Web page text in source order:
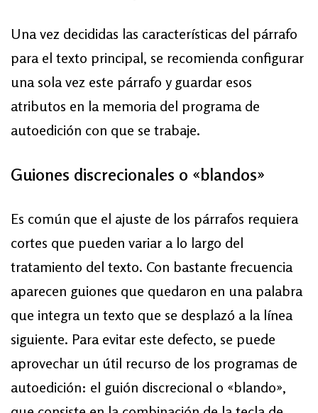
Una vez decididas las características del párrafo
para el texto principal, se recomienda configurar
una sola vez este párrafo y guardar esos
atributos en la memoria del programa de
autoedición con que se trabaje.
Guiones discrecionales o «blandos»
Es común que el ajuste de los párrafos requiera
cortes que pueden variar a lo largo del
tratamiento del texto. Con bastante frecuencia
aparecen guiones que quedaron en una palabra
que integra un texto que se desplazó a la línea
siguiente. Para evitar este defecto, se puede
aprovechar un útil recurso de los programas de
autoedición: el guión discrecional o «blando»,